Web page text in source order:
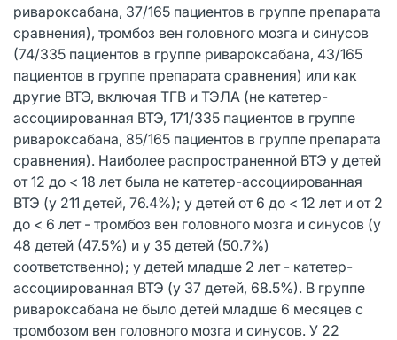
ривароксабана, 37/165 пациентов в группе препарата
сравнения), тромбоз вен головного мозга и синусов
(74/335 пациентов в группе ривароксабана, 43/165
пациентов в группе препарата сравнения) или как
другие ВТЭ, включая ТГВ и ТЭЛА (не катетер-
ассоциированная ВТЭ, 171/335 пациентов в группе
ривароксабана, 85/165 пациентов в группе препарата
сравнения). Наиболее распространенной ВТЭ у детей
от 12 до < 18 лет была не катетер-ассоциированная
ВТЭ (у 211 детей, 76.4%); у детей от 6 до < 12 лет и от 2
до < 6 лет - тромбоз вен головного мозга и синусов (у
48 детей (47.5%) и у 35 детей (50.7%)
соответственно); у детей младше 2 лет - катетер-
ассоциированная ВТЭ (у 37 детей, 68.5%). В группе
ривароксабана не было детей младше 6 месяцев с
тромбозом вен головного мозга и синусов. У 22